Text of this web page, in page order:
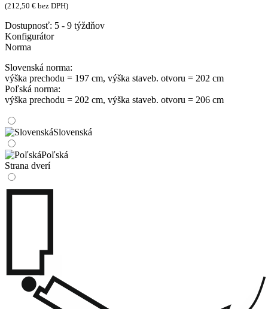
(212,50 € bez DPH)
Dostupnosť: 5 - 9 týždňov
Konfigurátor
Norma
Slovenská norma:
výška prechodu = 197 cm, výška staveb. otvoru = 202 cm
Poľská norma:
výška prechodu = 202 cm, výška staveb. otvoru = 206 cm
Slovenská
Poľská
Strana dverí